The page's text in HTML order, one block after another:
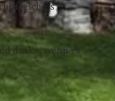
danke, wenn es